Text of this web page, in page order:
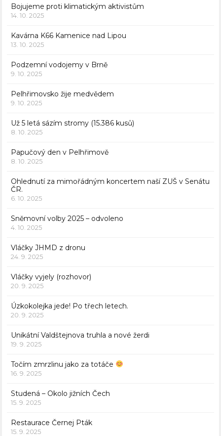
Bojujeme proti klimatickým aktivistům
14. 10. 2025
Kavárna K66 Kamenice nad Lipou
13. 10. 2025
Podzemní vodojemy v Brně
9. 10. 2025
Pelhřimovsko žije medvědem
9. 10. 2025
Už 5 letá sázím stromy (15.386 kusů)
8. 10. 2025
Papučový den v Pelhřimově
8. 10. 2025
Ohlednutí za mimořádným koncertem naší ZUŠ v Senátu
ČR.
6. 10. 2025
Sněmovní volby 2025 – odvoleno
4. 10. 2025
Vláčky JHMD z dronu
24. 9. 2025
Vláčky vyjely (rozhovor)
20. 9. 2025
Úzkokolejka jede! Po třech letech.
20. 9. 2025
Unikátní Valdštejnova truhla a nové žerdi
19. 9. 2025
Točím zmrzlinu jako za totáče
16. 9. 2025
Studená – Okolo jižních Čech
15. 9. 2025
Restaurace Černej Pták
15. 9. 2025